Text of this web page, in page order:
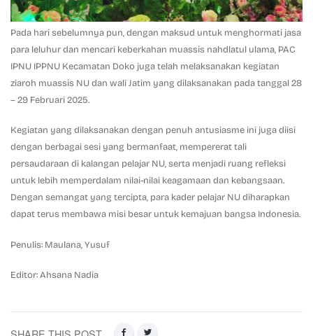
Pada hari sebelumnya pun, dengan maksud untuk menghormati jasa
para leluhur dan mencari keberkahan muassis nahdlatul ulama, PAC
IPNU IPPNU Kecamatan Doko juga telah melaksanakan kegiatan
ziaroh muassis NU dan wali Jatim yang dilaksanakan pada tanggal 28
– 29 Februari 2025.
Kegiatan yang dilaksanakan dengan penuh antusiasme ini juga diisi
dengan berbagai sesi yang bermanfaat, mempererat tali
persaudaraan di kalangan pelajar NU, serta menjadi ruang refleksi
untuk lebih memperdalam nilai-nilai keagamaan dan kebangsaan.
Dengan semangat yang tercipta, para kader pelajar NU diharapkan
dapat terus membawa misi besar untuk kemajuan bangsa Indonesia.
Penulis: Maulana, Yusuf
Editor: Ahsana Nadia